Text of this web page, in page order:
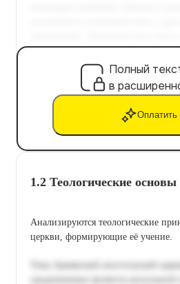
Полный
в
Оплатить
1.2 Теологические
Анализируются теологические
церкви, формирующие её учение.